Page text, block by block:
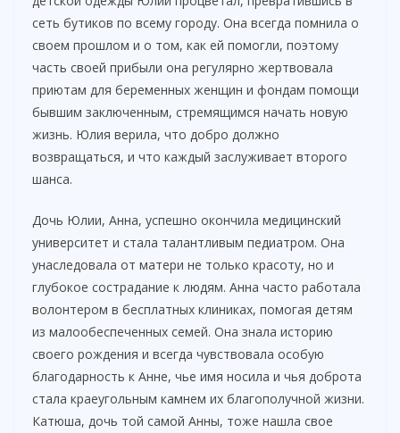
сеть бутиков по всему городу. Она всегда помнила о
своем прошлом и о том, как ей помогли, поэтому
часть своей прибыли она регулярно жертвовала
приютам для беременных женщин и фондам помощи
бывшим заключенным, стремящимся начать новую
жизнь. Юлия верила, что добро должно
возвращаться, и что каждый заслуживает второго
шанса.
Дочь Юлии, Анна, успешно окончила медицинский
университет и стала талантливым педиатром. Она
унаследовала от матери не только красоту, но и
глубокое сострадание к людям. Анна часто работала
волонтером в бесплатных клиниках, помогая детям
из малообеспеченных семей. Она знала историю
своего рождения и всегда чувствовала особую
благодарность к Анне, чье имя носила и чья доброта
стала краеугольным камнем их благополучной жизни.
Катюша, дочь той самой Анны, тоже нашла свое